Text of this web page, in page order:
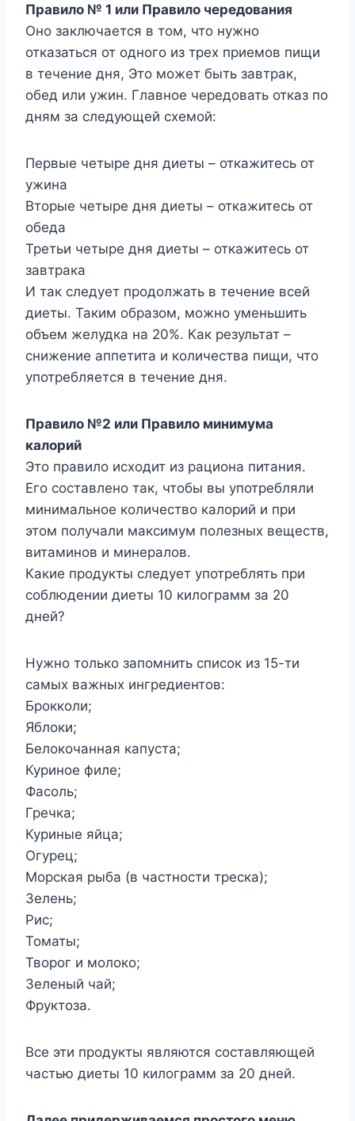
Правило № 1 или Правило чередования
Оно заключается в том, что нужно
отказаться от одного из трех приемов пищи
в течение дня, Это может быть завтрак,
обед или ужин. Главное чередовать отказ по
дням за следующей схемой:
Первые четыре дня диеты – откажитесь от
ужина
Вторые четыре дня диеты – откажитесь от
обеда
Третьи четыре дня диеты – откажитесь от
завтрака
И так следует продолжать в течение всей
диеты. Таким образом, можно уменьшить
объем желудка на 20%. Как результат –
снижение аппетита и количества пищи, что
употребляется в течение дня.
Правило №2 или Правило минимума
калорий
Это правило исходит из рациона питания.
Его составлено так, чтобы вы употребляли
минимальное количество калорий и при
этом получали максимум полезных веществ,
витаминов и минералов.
Какие продукты следует употреблять при
соблюдении диеты 10 килограмм за 20
дней?
Нужно только запомнить список из 15-ти
самых важных ингредиентов:
Брокколи;
Яблоки;
Белокочанная капуста;
Куриное филе;
Фасоль;
Гречка;
Куриные яйца;
Огурец;
Морская рыба (в частности треска);
Зелень;
Рис;
Томаты;
Творог и молоко;
Зеленый чай;
Фруктоза.
Все эти продукты являются составляющей
частью диеты 10 килограмм за 20 дней.